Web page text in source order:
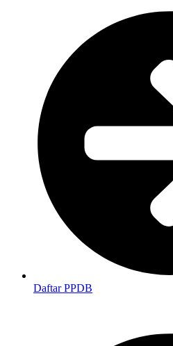
Daftar PPDB